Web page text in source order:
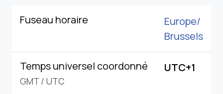
Fuseau horaire
Europe/
Brussels
Temps universel coordonné
GMT / UTC
UTC+1